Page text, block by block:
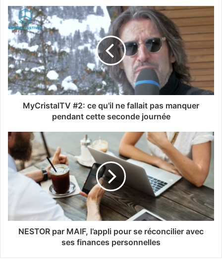
MyCristalTV #2: ce qu'il ne fallait pas manquer
pendant cette seconde journée
NESTOR par MAIF, l’appli pour se réconcilier avec
ses finances personnelles